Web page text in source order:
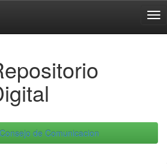
de Comunicacion